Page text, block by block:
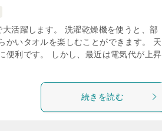
活躍します。 洗濯乾燥機を使うと、部
かいタオルを楽しむことができます。 天
便利です。 しかし、最近は電気代が上昇
続きを読む